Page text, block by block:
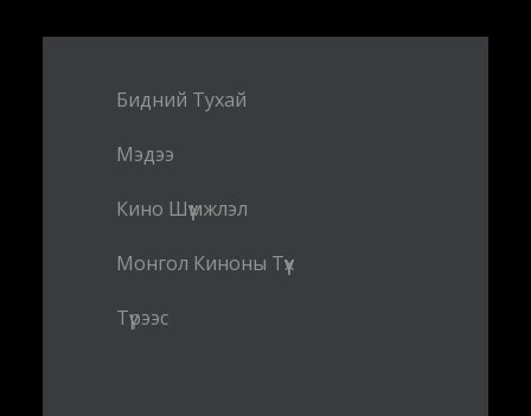
Бидний Тухай
Мэдээ
Кино Шүүмжлэл
Монгол Киноны Түүх
Түрээс